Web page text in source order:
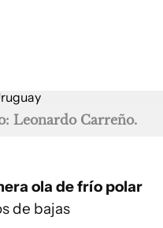
Leonardo Carreño.
ola de frío polar
de bajas